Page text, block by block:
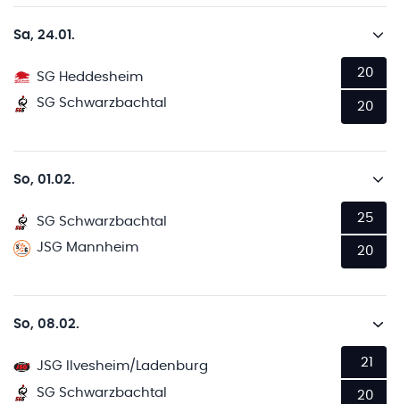
Sa, 24.01.
SG Heddesheim
SG Schwarzbachtal
20
20
So, 01.02.
SG Schwarzbachtal
JSG Mannheim
25
20
So, 08.02.
JSG Ilvesheim/Ladenburg
SG Schwarzbachtal
21
20